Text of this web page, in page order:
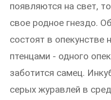
появляются на свет,
свое родное гнездо.
состоят в опекунстве
птенцами - одного
заботится самец.
серых журавлей в